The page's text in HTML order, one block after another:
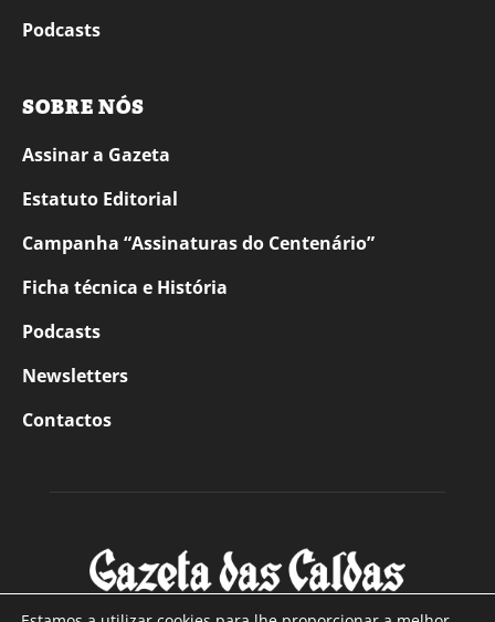
Podcasts
SOBRE NÓS
Assinar a Gazeta
Estatuto Editorial
Campanha “Assinaturas do Centenário”
Ficha técnica e História
Podcasts
Newsletters
Contactos